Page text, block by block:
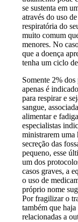
se sustenta em
através do uso
respiratória do
muito comum
menores. No
que a doença
tenha um ciclo
Somente 2% dos
apenas é
para respirar e
sangue,
alimentar e
especialistas
ministrarem uma
secreção das
pequeno, esse
um dos
casos graves, a
o uso de
próprio nome
Por fragilizar o
também que
relacionadas a